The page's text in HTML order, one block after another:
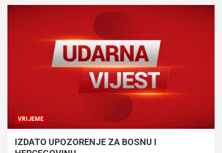
VRIJEME
IZDATO UPOZORENJE ZA BOSNU I